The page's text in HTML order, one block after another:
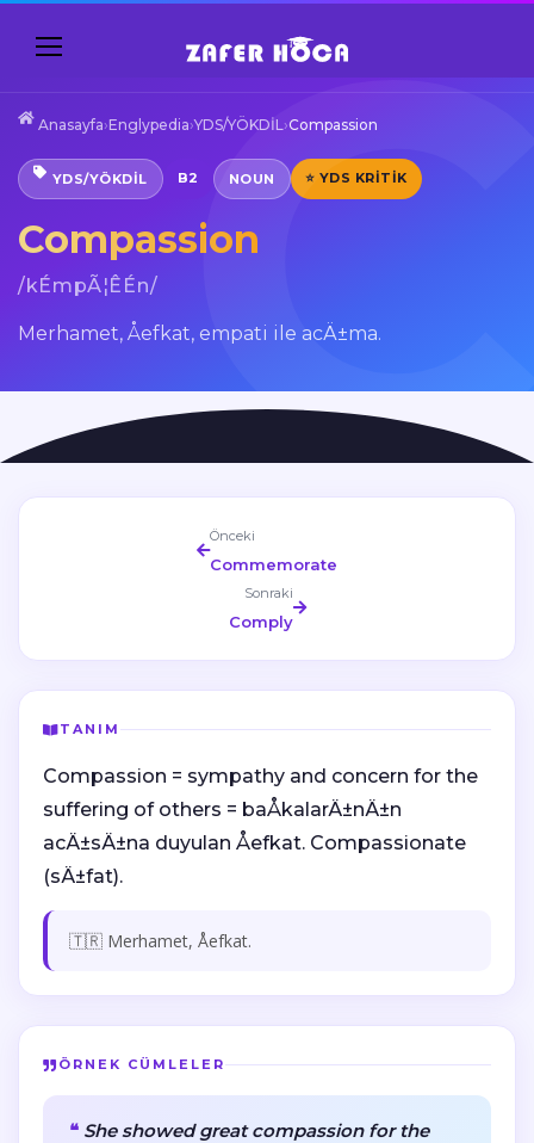
Anasayfa›Englypedia›YDS/YÖKDİL›Compassion
YDS/YÖKDİL B2 NOUN ⭐ YDS KRITIK
Compassion
/kÉmpÃ¦ÊÉn/
Merhamet, Åefkat, empati ile acÄ±ma.
Önceki
Commemorate
Sonraki
Comply
TANIM
Compassion = sympathy and concern for the
suffering of others = baÅkalarÄ±nÄ±n
acÄ±sÄ±na duyulan Åefkat. Compassionate
(sÄ±fat).
🇹🇷 Merhamet, Åefkat.
ÖRNEK CÜMLELER
She showed great compassion for the